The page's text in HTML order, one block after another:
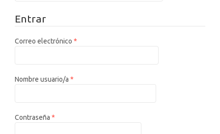
Entrar
Correo electrónico *
Nombre usuario/a *
Contraseña *